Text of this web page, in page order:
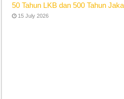
50 Tahun LKB dan 500 Tahun
15 July 2026